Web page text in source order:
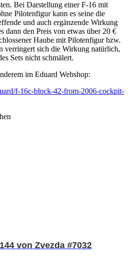
Bei Darstellung einer F-16 mit
Pilotenfigur kann es seine die
und auch ergänzende Wirkung
dann den Preis von etwas über 20 €
Haube mit Pilotenfigur bzw.
verringert sich die Wirkung natürlich,
Sets nicht schmälert.
im Eduard Webshop:
f-16c-block-42-from-2006-cockpit-
von Zvezda #7032